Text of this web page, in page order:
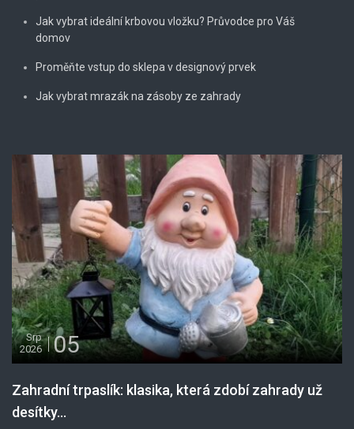
Jak vybrat ideální krbovou vložku? Průvodce pro Váš
domov
Proměňte vstup do sklepa v designový prvek
Jak vybrat mrazák na zásoby ze zahrady
Srp
2026
05
Zahradní trpaslík: klasika, která zdobí zahrady už
desítky...